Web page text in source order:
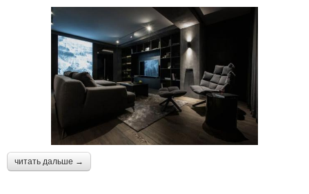
читать дальше →